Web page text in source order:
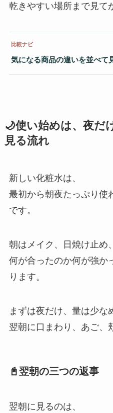
乾きやすい場所まで見て
比較ナビ
気になる商品の違いを並べて
🌙使い始めは、夜だ
見る流れ
新しい化粧水は、
最初から朝夜たっぷり使
です。
朝はメイク、日焼け止め
何が合ったのか何が強か
ります。
まずは夜だけ、量は少な
翌朝に口まわり、あご、
📓翌朝の三つの返事
翌朝に見るのは、